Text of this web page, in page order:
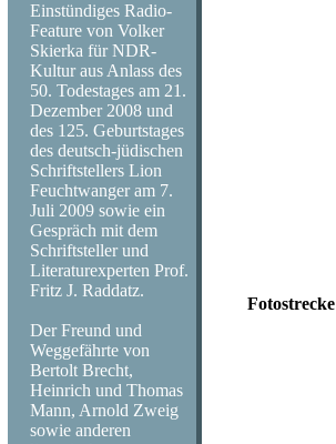
Einstündiges Radio-
Feature von Volker
Skierka für NDR-
Kultur aus Anlass des
50. Todestages am 21.
Dezember 2008 und
des 125. Geburtstages
des deutsch-jüdischen
Schriftstellers Lion
Feuchtwanger am 7.
Juli 2009 sowie ein
Gespräch mit dem
Schriftsteller und
Literaturexperten Prof.
Fritz J. Raddatz.
Der Freund und
Weggefährte von
Bertolt Brecht,
Heinrich und Thomas
Mann, Arnold Zweig
sowie anderen
Fotostrecke